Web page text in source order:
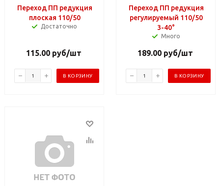
Переход ПП редукция
плоская 110/50
Достаточно
115.00руб/шт
В КОРЗИНУ
Переход ПП редукция
регулируемый 110/50
3-40°
Много
189.00руб/шт
В КОРЗИНУ